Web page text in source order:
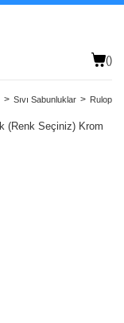
()
Sıvı Sabunluklar Rulopak